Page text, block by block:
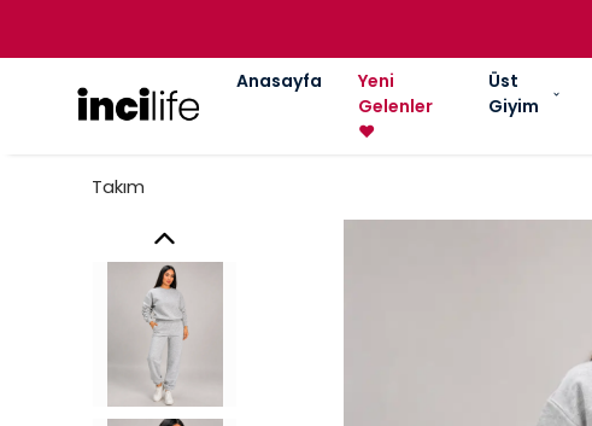
Anasayfa
Yeni
Gelenler
❤️
Üst
Giyim
Takım